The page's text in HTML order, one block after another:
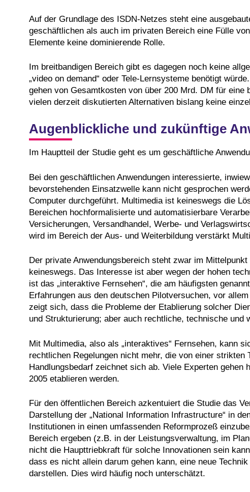
Auf der Grundlage des ISDN-Netzes steht eine
geschäftlichen als auch im privaten Bereich eine Fülle
Elemente keine dominierende Rolle.
Im breitbandigen Bereich gibt es dagegen noch keine
„video on demand“ oder Tele-Lernsysteme benötigt
gehen von Gesamtkosten von über 200 Mrd. DM für
vielen derzeit diskutierten Alternativen bislang keine
Augenblickliche und zukünftige
Im Hauptteil der Studie geht es um geschäftliche
Bei den geschäftlichen Anwendungen interessierte,
bevorstehenden Einsatzwelle kann nicht gesprochen
Computer durchgeführt. Multimedia ist keineswegs die
Bereichen hochformalisierte und automatisierbare
Versicherungen, Versandhandel, Werbe- und
wird im Bereich der Aus- und Weiterbildung verstärkt
Der private Anwendungsbereich steht zwar im
keineswegs. Das Interesse ist aber wegen der hohen
ist das „interaktive Fernsehen“, die am häufigsten
Erfahrungen aus den deutschen Pilotversuchen, vor
zeigt sich, dass die Probleme der Etablierung solcher
und Strukturierung; aber auch rechtliche, technische und
Mit Multimedia, also als „interaktives“ Fernsehen, kann
rechtlichen Regelungen nicht mehr, die von einer
Handlungsbedarf zeichnet sich ab. Viele Experten
2005 etablieren werden.
Für den öffentlichen Bereich azkentuiert die Studie das
Darstellung der „National Information Infrastructure“ in
Institutionen in einen umfassenden Reformprozeß
Bereich ergeben (z.B. in der Leistungsverwaltung, im
nicht die Haupttriebkraft für solche Innovationen sein
dass es nicht allein darum gehen kann, eine neue
darstellen. Dies wird häufig noch unterschätzt.